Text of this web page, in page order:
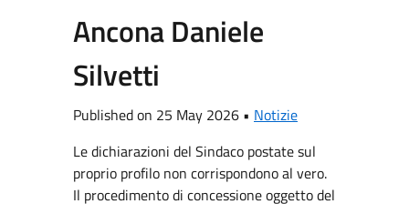
Ancona Daniele
Silvetti
Published on 25 May 2026 • Notizie
Le dichiarazioni del Sindaco postate sul
proprio profilo non corrispondono al vero.
Il procedimento di concessione oggetto del